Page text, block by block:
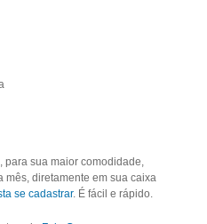
para sua maior comodidade,
diretamente em sua caixa
se cadastrar. É fácil e rápido.